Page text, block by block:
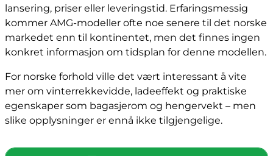
lansering, priser eller leveringstid. Erfaringsmessig
kommer AMG-modeller ofte noe senere til det norske
markedet enn til kontinentet, men det finnes ingen
konkret informasjon om tidsplan for denne modellen.
For norske forhold ville det vært interessant å vite
mer om vinterrekkevidde, ladeeffekt og praktiske
egenskaper som bagasjerom og hengervekt – men
slike opplysninger er ennå ikke tilgjengelige.